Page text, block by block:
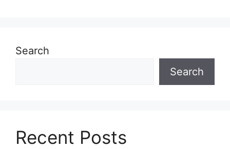
Search
Search
Recent Posts